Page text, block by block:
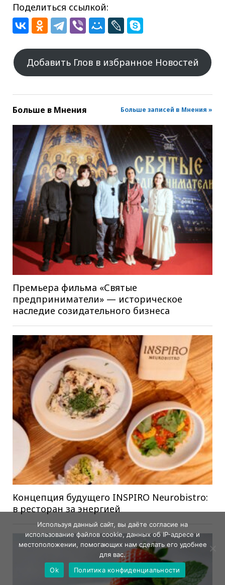
Поделиться ссылкой:
Добавить Глов в избранное Новостей
Больше в Мнения Больше записей в Мнения »
Премьера фильма «Святые
предприниматели» — историческое
наследие созидательного бизнеса
Концепция будущего INSPIRO Neurobistro:
в ресторан за энергией
Используя данный сайт, вы даёте согласие на
использование файлов cookie, данных об IP-адресе и
местоположении, помогающих нам сделать его удобнее
для вас.
Ok
Политика конфиденциальности